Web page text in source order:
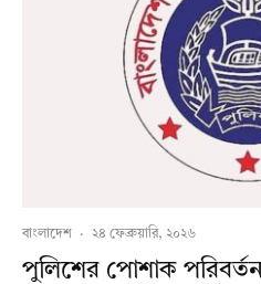
বাংলাদেশ · ২৪ ফেব্রুয়ারি, ২০২৬
পুলিশের পোশাক পরিবর্তন